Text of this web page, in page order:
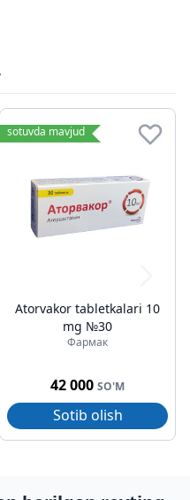
sotuvda mavjud
Atorvakor tabletkalari 10
mg №30
Фармак
42 000 SO'M
Sotib olish